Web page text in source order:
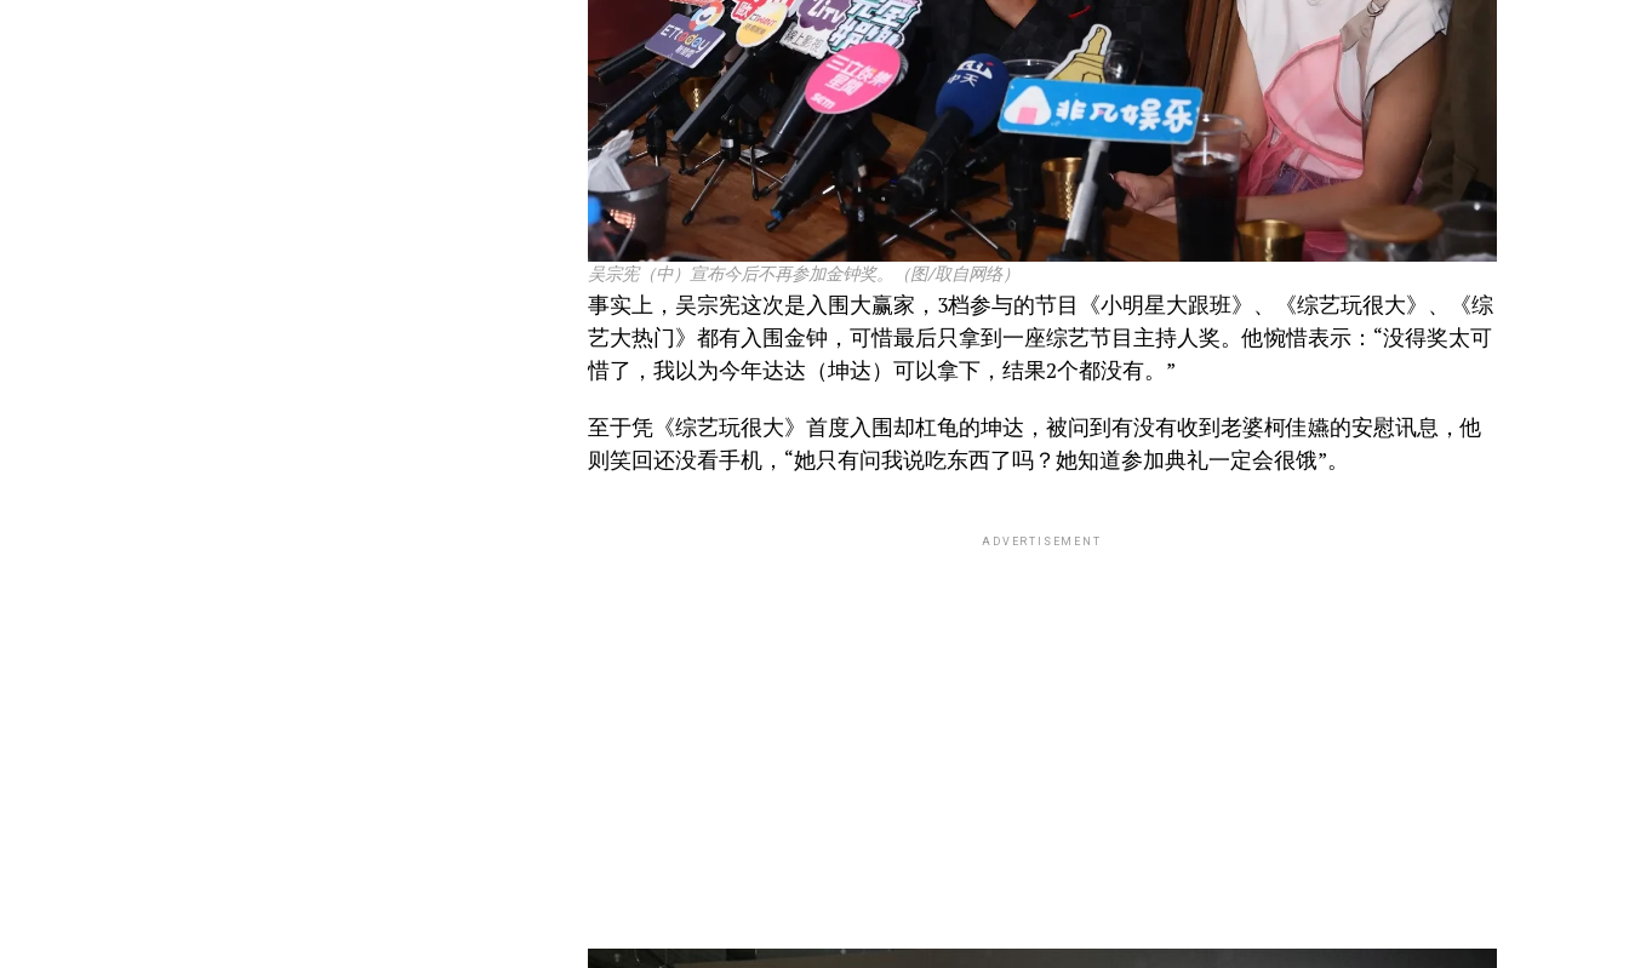
吴宗宪（中）宣布今后不再参加金钟奖。（图/取自网络）
事实上，吴宗宪这次是入围大赢家，3档参与的节目《小明星大跟班》、《综艺玩很大》、《综
艺大热门》都有入围金钟，可惜最后只拿到一座综艺节目主持人奖。他惋惜表示：“没得奖太可
惜了，我以为今年达达（坤达）可以拿下，结果2个都没有。”
至于凭《综艺玩很大》首度入围却杠龟的坤达，被问到有没有收到老婆柯佳嬿的安慰讯息，他
则笑回还没看手机，“她只有问我说吃东西了吗？她知道参加典礼一定会很饿”。
ADVERTISEMENT